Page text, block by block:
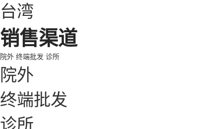
台湾
销售渠道
院外 终端批发 诊所
院外
终端批发
诊所